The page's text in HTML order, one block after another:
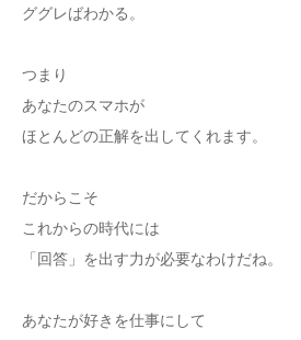
ググレばわかる。
つまり
あなたのスマホが
ほとんどの正解を出してくれます。
だからこそ
これからの時代には
「回答」を出す力が必要なわけだね。
あなたが好きを仕事にして